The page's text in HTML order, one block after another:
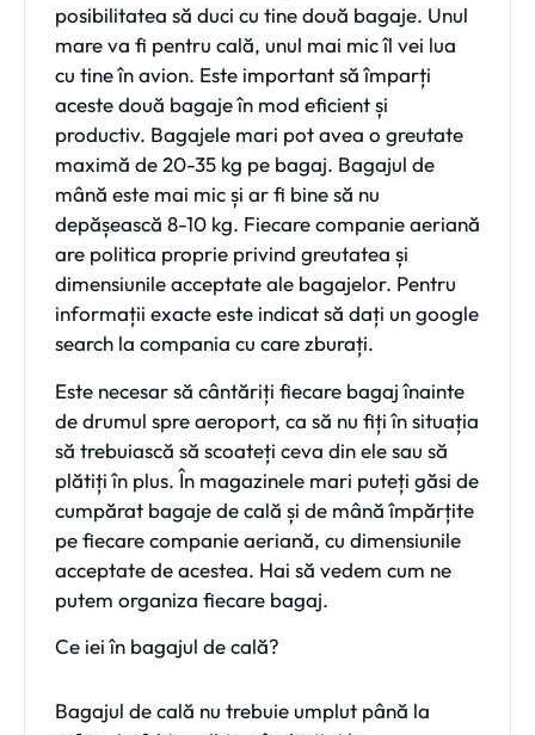
posibilitatea să duci cu tine două bagaje. Unul
mare va fi pentru cală, unul mai mic îl vei lua
cu tine în avion. Este important să împarți
aceste două bagaje în mod eficient și
productiv. Bagajele mari pot avea o greutate
maximă de 20-35 kg pe bagaj. Bagajul de
mână este mai mic și ar fi bine să nu
depășească 8-10 kg. Fiecare companie aeriană
are politica proprie privind greutatea și
dimensiunile acceptate ale bagajelor. Pentru
informații exacte este indicat să dați un google
search la compania cu care zburați.
Este necesar să cântăriți fiecare bagaj înainte
de drumul spre aeroport, ca să nu fiți în situația
să trebuiască să scoateți ceva din ele sau să
plătiți în plus. În magazinele mari puteți găsi de
cumpărat bagaje de cală și de mână împărțite
pe fiecare companie aeriană, cu dimensiunile
acceptate de acestea. Hai să vedem cum ne
putem organiza fiecare bagaj.
Ce iei în bagajul de cală?
Bagajul de cală nu trebuie umplut până la